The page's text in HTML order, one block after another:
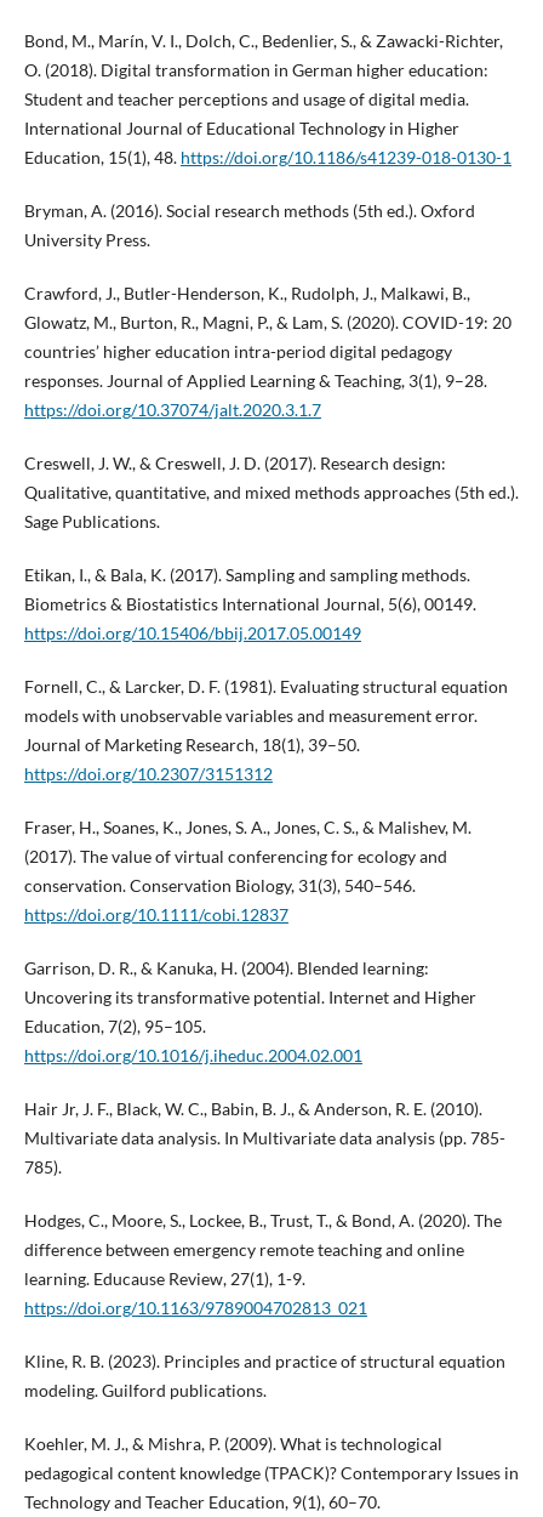
Bond, M., Marín, V. I., Dolch, C., Bedenlier, S., & Zawacki-Richter,
O. (2018). Digital transformation in German higher education:
Student and teacher perceptions and usage of digital media.
International Journal of Educational Technology in Higher
Education, 15(1), 48. https://doi.org/10.1186/s41239-018-0130-1
Bryman, A. (2016). Social research methods (5th ed.). Oxford
University Press.
Crawford, J., Butler-Henderson, K., Rudolph, J., Malkawi, B.,
Glowatz, M., Burton, R., Magni, P., & Lam, S. (2020). COVID-19: 20
countries’ higher education intra-period digital pedagogy
responses. Journal of Applied Learning & Teaching, 3(1), 9–28.
https://doi.org/10.37074/jalt.2020.3.1.7
Creswell, J. W., & Creswell, J. D. (2017). Research design:
Qualitative, quantitative, and mixed methods approaches (5th ed.).
Sage Publications.
Etikan, I., & Bala, K. (2017). Sampling and sampling methods.
Biometrics & Biostatistics International Journal, 5(6), 00149.
https://doi.org/10.15406/bbij.2017.05.00149
Fornell, C., & Larcker, D. F. (1981). Evaluating structural equation
models with unobservable variables and measurement error.
Journal of Marketing Research, 18(1), 39–50.
https://doi.org/10.2307/3151312
Fraser, H., Soanes, K., Jones, S. A., Jones, C. S., & Malishev, M.
(2017). The value of virtual conferencing for ecology and
conservation. Conservation Biology, 31(3), 540–546.
https://doi.org/10.1111/cobi.12837
Garrison, D. R., & Kanuka, H. (2004). Blended learning:
Uncovering its transformative potential. Internet and Higher
Education, 7(2), 95–105.
https://doi.org/10.1016/j.iheduc.2004.02.001
Hair Jr, J. F., Black, W. C., Babin, B. J., & Anderson, R. E. (2010).
Multivariate data analysis. In Multivariate data analysis (pp. 785-
785).
Hodges, C., Moore, S., Lockee, B., Trust, T., & Bond, A. (2020). The
difference between emergency remote teaching and online
learning. Educause Review, 27(1), 1-9.
https://doi.org/10.1163/9789004702813_021
Kline, R. B. (2023). Principles and practice of structural equation
modeling. Guilford publications.
Koehler, M. J., & Mishra, P. (2009). What is technological
pedagogical content knowledge (TPACK)? Contemporary Issues in
Technology and Teacher Education, 9(1), 60–70.